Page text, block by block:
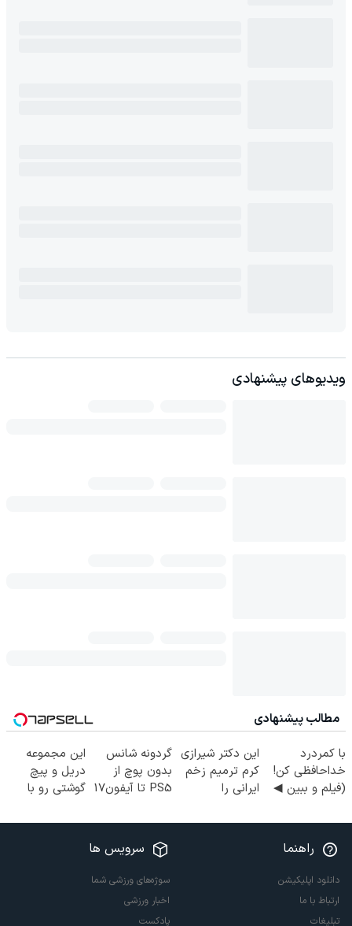
ویدیوهای پیشنهادی
مطالب پیشنهادی
با کمردرد
خداحافظی کن!
(فیلم و ببین ◀
پرکن)
این دکتر شیرازی
کرم ترمیم زخم
ایرانی را
گردونه شانس
بدون پوچ از
PS5 تا آیفون17
این مجموعه
دریل و پیچ
گوشتی رو با
قیمت بخر!😉
راهنما
دانلود اپلیکیشن
ارتباط با ما
تبلیغات
سرویس ها
سوژه‌های ورزشی شما
اخبار ورزشی
پادکست